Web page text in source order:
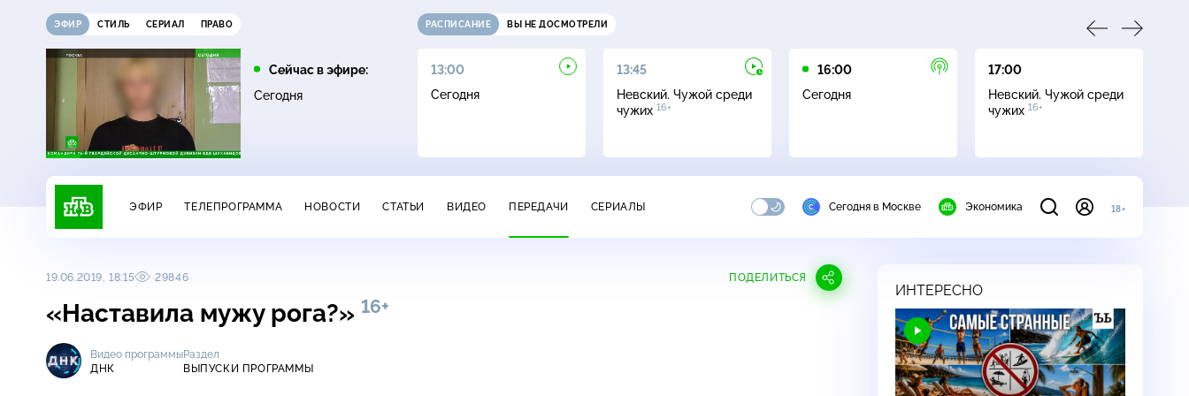
ЭФИР СТИЛЬ СЕРИАЛ ПРАВО
Сейчас в эфире:
Сегодня
РАСПИСАНИЕ ВЫ НЕ ДОСМОТРЕЛИ
12:00
Жди меня
13:00
Сегодня
13:45
Невский. Чужой среди
чужих 16+
16:00
Сегодня
17:00
Невский. Чужой среди
чужих 16+
ЭФИР ТЕЛЕПРОГРАММА НОВОСТИ СТАТЬИ ВИДЕО ПЕРЕДАЧИ СЕРИАЛЫ Сегодня в Москве Экономика 18+
19.06.2019, 18:15 29846 ПОДЕЛИТЬСЯ
«Наставила мужу рога?» 16+
Видео программы
ДНК
Раздел
ВЫПУСКИ ПРОГРАММЫ
ИНТЕРЕСНО